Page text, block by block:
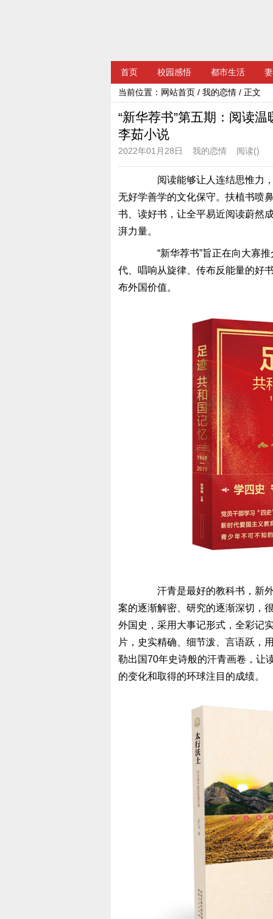
首页 校园感悟 都市生活
当前位置： 网站首页 / 我的恋情 / 正文
“新华荐书”第五期：阅读
李茹小说
2022年01月28日 我的恋情 阅读()
阅读能够让人连结思惟力，
无好学善学的文化保守。扶植书喷
书、读好书，让全平易近阅读蔚然
湃力量。
“新华荐书”旨正在向大寡推
代、唱响从旋律、传布反能量的好
布外国价值。
汗青是最好的教科书，新外
案的逐渐解密、研究的逐渐深切，
外国史，采用大事记形式，全彩记
片，史实精确、细节泼、言语跃，
勒出国70年史诗般的汗青画卷，让
的变化和取得的环球注目的成绩。